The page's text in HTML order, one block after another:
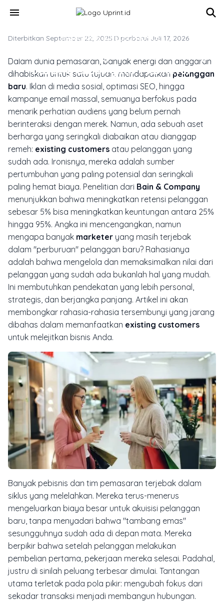
menu
MARKETING & MEDIA PROMOSI
Rahasia Existing Customers Yang
Jarang Dibongkar Marketer
Diterbitkan September 22, 2025 Diperbarui Juli 17, 2026
Dalam dunia pemasaran, banyak energi dan anggaran
dihabiskan untuk satu tujuan: mendapatkan pelanggan
baru. Iklan di media sosial, optimasi SEO, hingga
kampanye email massal, semuanya berfokus pada
menarik perhatian audiens yang belum pernah
berinteraksi dengan merek. Namun, ada sebuah aset
berharga yang seringkali diabaikan atau dianggap
remeh: existing customers atau pelanggan yang
sudah ada. Ironisnya, mereka adalah sumber
pertumbuhan yang paling potensial dan seringkali
paling hemat biaya. Penelitian dari Bain & Company
menunjukkan bahwa meningkatkan retensi pelanggan
sebesar 5% bisa meningkatkan keuntungan antara 25%
hingga 95%. Angka ini mencengangkan, namun
mengapa banyak marketer yang masih terjebak
dalam "perburuan" pelanggan baru? Rahasianya
adalah bahwa mengelola dan memaksimalkan nilai dari
pelanggan yang sudah ada bukanlah hal yang mudah.
Ini membutuhkan pendekatan yang lebih personal,
strategis, dan berjangka panjang. Artikel ini akan
membongkar rahasia-rahasia tersembunyi yang jarang
dibahas dalam memanfaatkan existing customers
untuk melejitkan bisnis Anda.
Banyak pebisnis dan tim pemasaran terjebak dalam
siklus yang melelahkan. Mereka terus-menerus
mengeluarkan biaya besar untuk akuisisi pelanggan
baru, tanpa menyadari bahwa "tambang emas"
sesungguhnya sudah ada di depan mata. Mereka
berpikir bahwa setelah pelanggan melakukan
pembelian pertama, pekerjaan mereka selesai. Padahal,
justru di sinilah peluang terbesar dimulai. Tantangan
utama terletak pada pola pikir: mengubah fokus dari
sekadar transaksi menjadi membangun hubungan.